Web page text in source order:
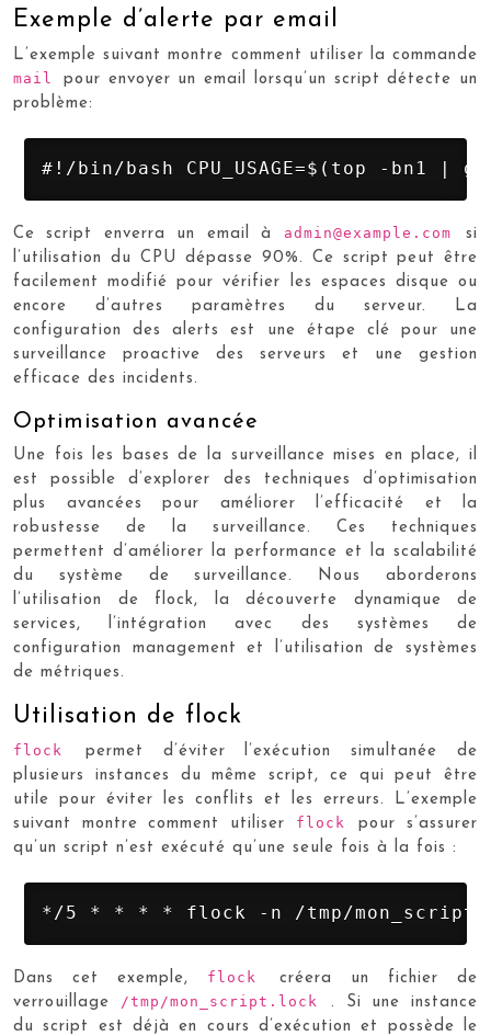
Exemple d’alerte par email
L’exemple suivant montre comment utiliser la commande
mail pour envoyer un email lorsqu’un script détecte un
problème:
#!/bin/bash CPU_USAGE=$(top -
Ce script enverra un email à admin@example.com
si
l’utilisation du CPU dépasse 90%. Ce script peut être
facilement modifié pour vérifier les espaces disque ou
encore d’autres paramètres du serveur. La
configuration des alerts est une étape clé pour une
surveillance proactive des serveurs et une gestion
efficace des incidents.
Optimisation avancée
Une fois les bases de la surveillance mises en place, il
est possible d’explorer des techniques d’optimisation
plus avancées pour améliorer l’efficacité et la
robustesse de la surveillance. Ces techniques
permettent d’améliorer la performance et la scalabilité
du système de surveillance. Nous aborderons
l’utilisation de flock, la découverte dynamique de
services, l’intégration avec des systèmes de
configuration management et l’utilisation de systèmes
de métriques.
Utilisation de flock
flock permet d’éviter l’exécution simultanée de
plusieurs instances du même script, ce qui peut être
utile pour éviter les conflits et les erreurs. L’exemple
suivant montre comment utiliser flockpour s’assurer
qu’un script n’est exécuté qu’une seule fois à la fois :
*/5 * * * * flock -n /tmp/
Dans cet exemple, flock créera un fichier de
verrouillage /tmp/mon_script.lock. Si une instance
du script est déjà en cours d’exécution et possède le